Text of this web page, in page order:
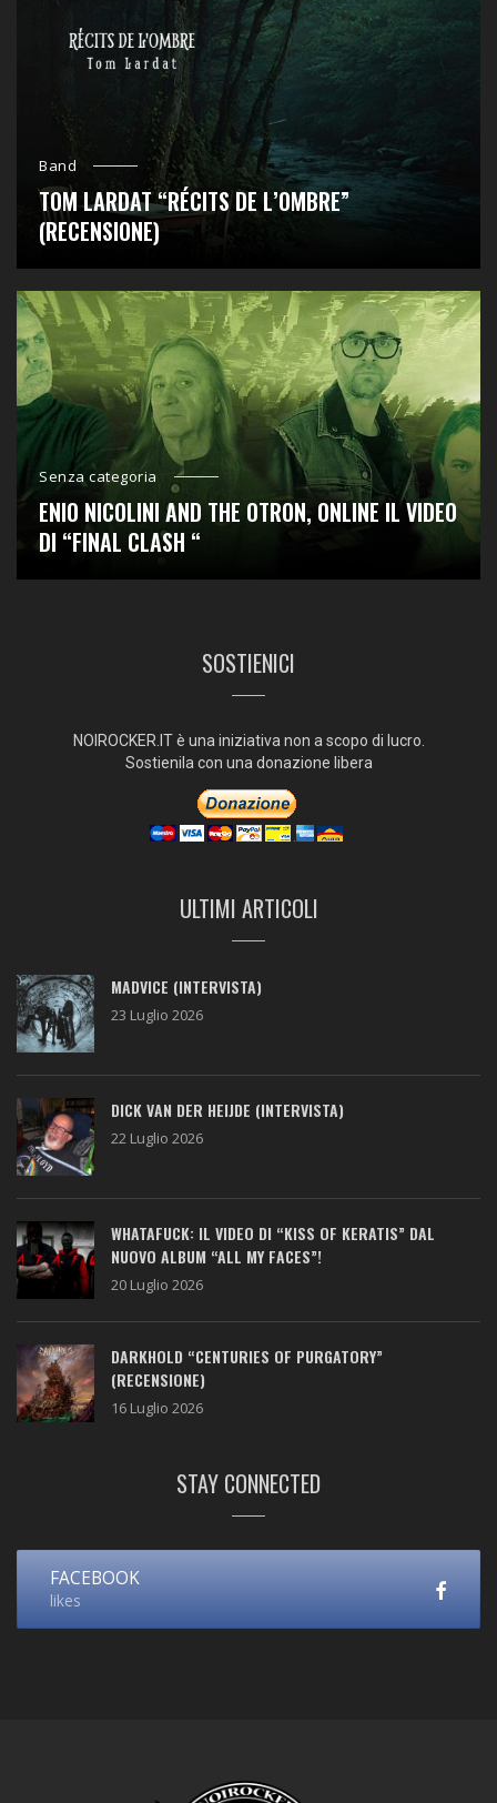
Band
TOM LARDAT “RÉCITS DE L’OMBRE”
(RECENSIONE)
Senza categoria
ENIO NICOLINI AND THE OTRON, ONLINE IL VIDEO
DI “FINAL CLASH “
SOSTIENICI
NOIROCKER.IT è una iniziativa non a scopo di lucro.
Sostienila con una donazione libera
ULTIMI ARTICOLI
MADVICE (INTERVISTA)
23 Luglio 2026
DICK VAN DER HEIJDE (INTERVISTA)
22 Luglio 2026
WHATAFUCK: IL VIDEO DI “KISS OF KERATIS” DAL
NUOVO ALBUM “ALL MY FACES”!
20 Luglio 2026
DARKHOLD “CENTURIES OF PURGATORY”
(RECENSIONE)
16 Luglio 2026
STAY CONNECTED
FACEBOOK
likes